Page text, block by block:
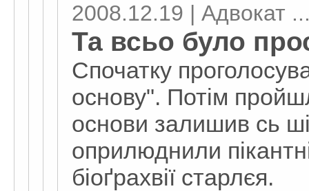
2008.12.19 | Адвокат
Та всьо було
Спочатку
основу". Потім
основи залишив сь
оприлюднили
біоґрахвії старлєя.